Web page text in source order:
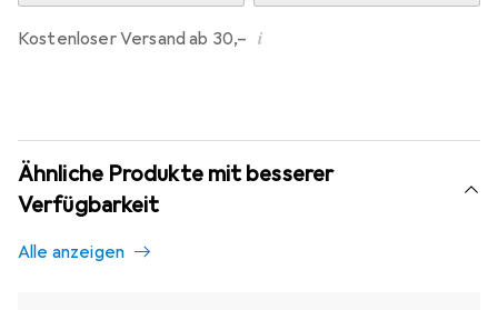
Kostenloser Versand ab 30,– i
Ähnliche Produkte mit besserer
Verfügbarkeit
Alle anzeigen